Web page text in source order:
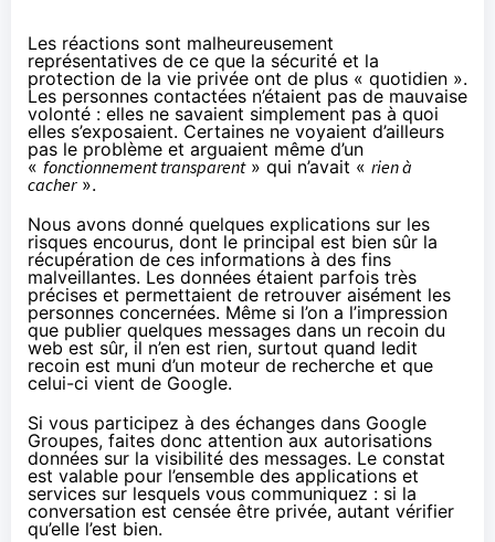
Les réactions sont malheureusement
représentatives de ce que la sécurité et la
protection de la vie privée ont de plus « quotidien ».
Les personnes contactées n’étaient pas de mauvaise
volonté : elles ne savaient simplement pas à quoi
elles s’exposaient. Certaines ne voyaient d’ailleurs
pas le problème et arguaient même d’un
« fonctionnement transparent» qui n’avait « rien à
cacher».
Nous avons donné quelques explications sur les
risques encourus, dont le principal est bien sûr la
récupération de ces informations à des fins
malveillantes. Les données étaient parfois très
précises et permettaient de retrouver aisément les
personnes concernées. Même si l’on a l’impression
que publier quelques messages dans un recoin du
web est sûr, il n’en est rien, surtout quand ledit
recoin est muni d’un moteur de recherche et que
celui-ci vient de Google.
Si vous participez à des échanges dans Google
Groupes, faites donc attention aux autorisations
données sur la visibilité des messages. Le constat
est valable pour l’ensemble des applications et
services sur lesquels vous communiquez : si la
conversation est censée être privée, autant vérifier
qu’elle l’est bien.